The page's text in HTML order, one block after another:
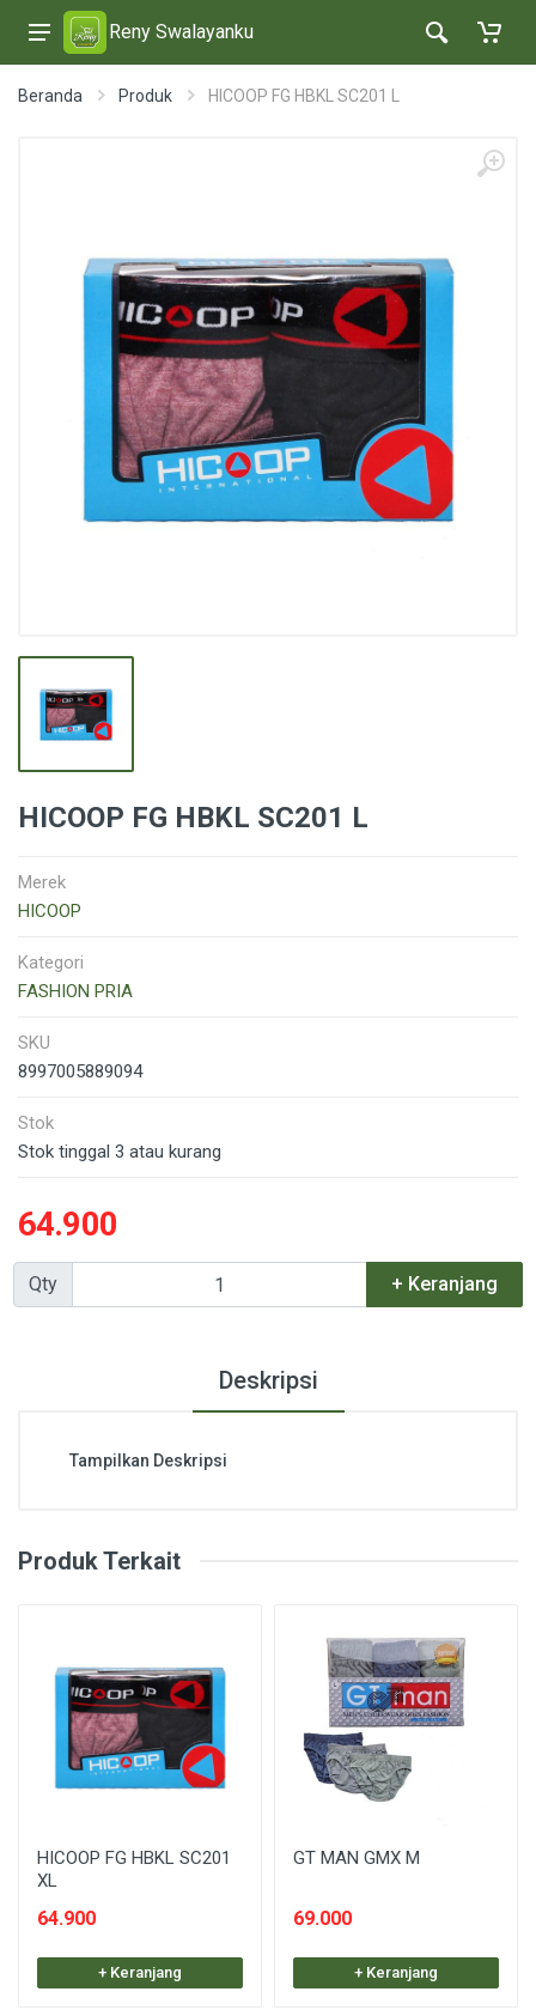
Reny Swalayanku
Beranda Produk HICOOP FG HBKL SC201 L
HICOOP FG HBKL SC201 L
Merek
HICOOP
Kategori
FASHION PRIA
SKU
8997005889094
Stok
Stok tinggal 3 atau kurang
64.900
Qty + Keranjang
Deskripsi
Tampilkan Deskripsi
Produk Terkait
HICOOP FG HBKL SC201
XL
64.900
+ Keranjang
GT MAN GMX M
69.000
+ Keranjang